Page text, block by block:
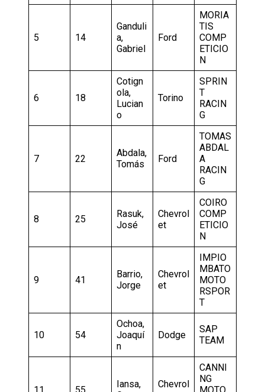
5 14
Ganduli
a,
Gabriel
Ford
MORIA
TIS
COMP
ETICIO
N
6 18
Cotign
ola,
Lucian
o
Torino
SPRIN
T
RACIN
G
7 22
Abdala,
Tomás
Ford
TOMAS
ABDAL
A
RACIN
G
8 25
Rasuk,
José
Chevrol
et
COIRO
COMP
ETICIO
N
9 41
Barrio,
Jorge
Chevrol
et
IMPIO
MBATO
MOTO
RSPOR
T
10 54
Ochoa,
Joaquí
n
Dodge
SAP
TEAM
Iansa,
Chevrol
CANNI
NG